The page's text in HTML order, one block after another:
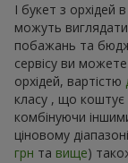
І букет з орхідей
можуть
побажань та
сервісу ви
орхідей, вартістю
класу , що коштує
комбінуючи
ціновому
грн та вище)